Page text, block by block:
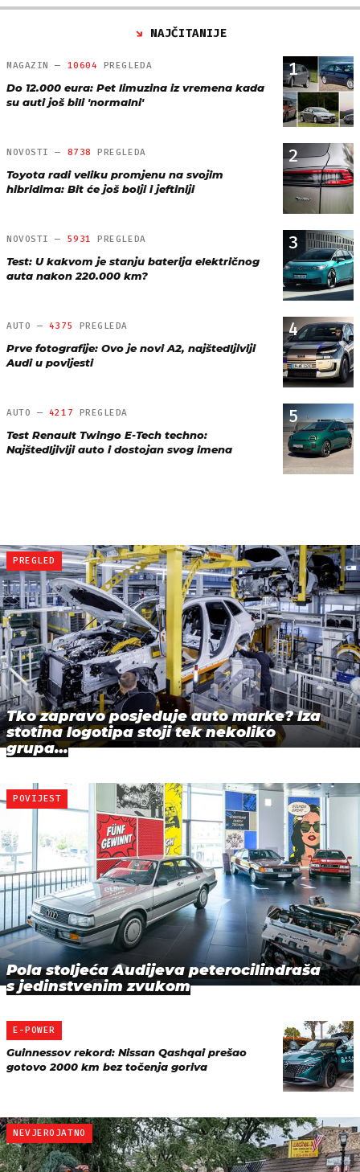
NAJČITANIJE
1
MAGAZIN — 10604 PREGLEDA
Do 12.000 eura: Pet limuzina iz vremena kada
su auti još bili 'normalni'
2
NOVOSTI — 8738 PREGLEDA
Toyota radi veliku promjenu na svojim
hibridima: Bit će još bolji i jeftiniji
3
NOVOSTI — 5931 PREGLEDA
Test: U kakvom je stanju baterija električnog
auta nakon 220.000 km?
4
AUTO — 4375 PREGLEDA
Prve fotografije: Ovo je novi A2, najštedljiviji
Audi u povijesti
5
AUTO — 4217 PREGLEDA
Test Renault Twingo E-Tech techno:
Najštedljiviji auto i dostojan svog imena
PREGLED
Tko zapravo posjeduje auto marke? Iza
stotina logotipa stoji tek nekoliko
grupa…
POVIJEST
Pola stoljeća Audijeva peterocilindraša
s jedinstvenim zvukom
E-POWER
Guinnessov rekord: Nissan Qashqai prešao
gotovo 2000 km bez točenja goriva
NEVJEROJATNO